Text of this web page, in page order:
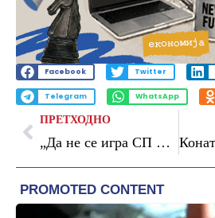
Facebook Twitter
Telegram WhatsApp
ПРЕТХОДНО
„Да не се игра СП Кваратцкелија ќе ја освоеше Златната топка“